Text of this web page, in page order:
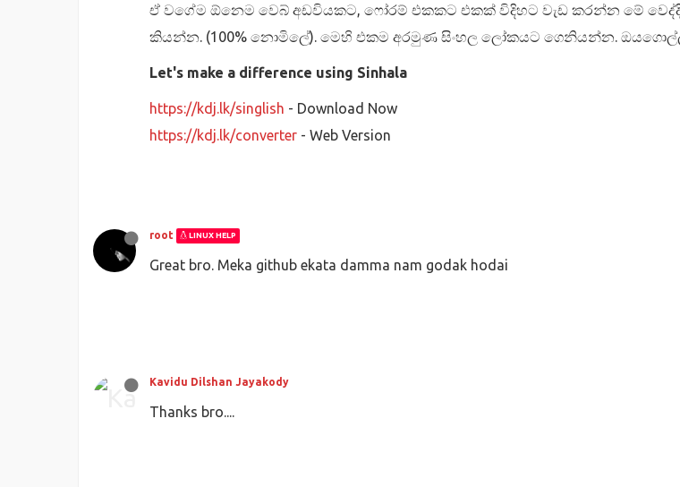
ඒ වගේම ඕනෙම වෙබ් අඩවියකට, ෆෝරම් එකකට එකක් විදිහට වැඩ කරන්න මේ
කියන්න. (100% නොමිලේ). මෙහි එකම අරමුණ සිංහල ලෝකයට ගෙනියන්න.
Let's make a difference using Sinhala
https://kdj.lk/singlish - Download Now
https://kdj.lk/converter - Web Version
root LINUX HELP
Great bro. Meka github ekata damma nam godak hodai
Kavidu Dilshan Jayakody
Thanks bro....